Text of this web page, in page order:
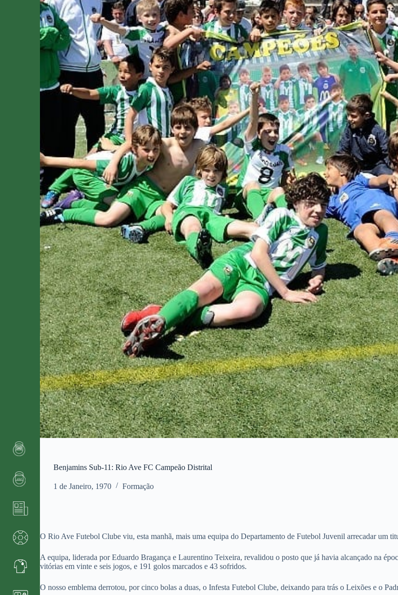
Benjamins Sub-11: Rio Ave FC Campeão Distrital
1 de Janeiro, 1970 Formação
O Rio Ave Futebol Clube viu, esta manhã, mais uma equipa do Departamento de Futebol Juvenil arrecadar um
A equipa, liderada por Eduardo Bragança e Laurentino Teixeira, revalidou o posto que já havia alcançado na
vitórias em vinte e seis jogos, e 191 golos marcados e 43 sofridos.
O nosso emblema derrotou, por cinco bolas a duas, o Infesta Futebol Clube, deixando para trás o Leixões e o